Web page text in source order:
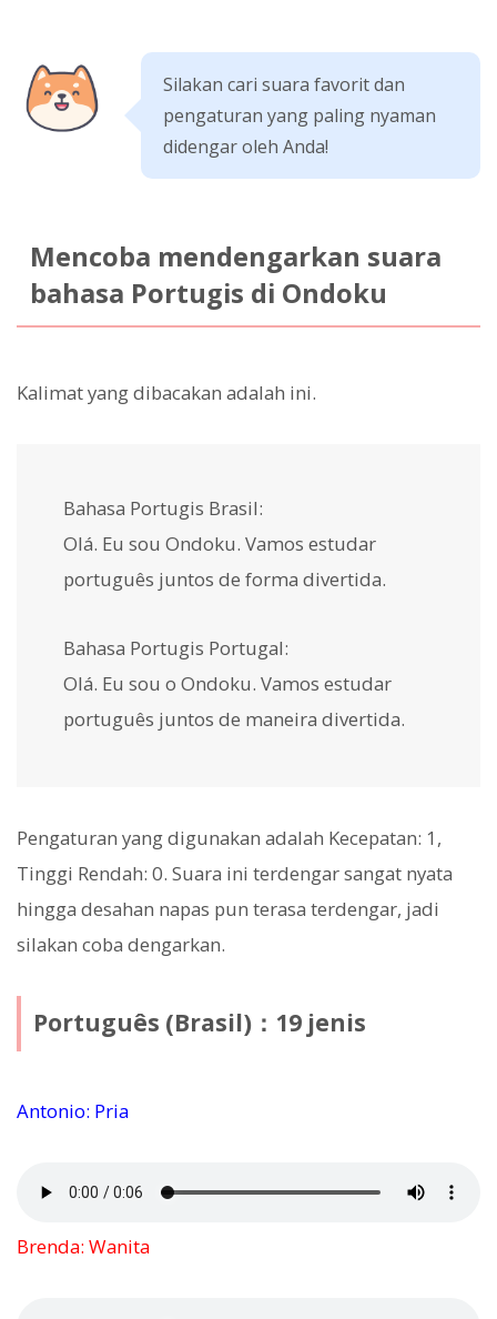
Silakan cari suara favorit dan
pengaturan yang paling nyaman
didengar oleh Anda!
Mencoba mendengarkan suara
bahasa Portugis di Ondoku
Kalimat yang dibacakan adalah ini.
Bahasa Portugis Brasil:
Olá. Eu sou Ondoku. Vamos estudar
português juntos de forma divertida.
Bahasa Portugis Portugal:
Olá. Eu sou o Ondoku. Vamos estudar
português juntos de maneira divertida.
Pengaturan yang digunakan adalah Kecepatan: 1,
Tinggi Rendah: 0. Suara ini terdengar sangat nyata
hingga desahan napas pun terasa terdengar, jadi
silakan coba dengarkan.
Português (Brasil)：19 jenis
Antonio: Pria
Brenda: Wanita